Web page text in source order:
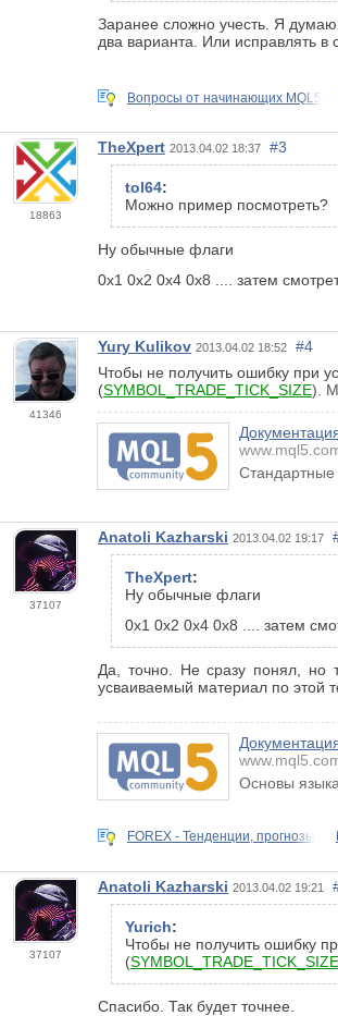
Заранее сложно учесть. Я
два варианта. Или исправлять в
Вопросы от начинающих MQL5
18863
TheXpert 2013.04.02 18:37 #3
tol64:
Можно пример посмотреть?
Ну обычные флаги
0х1 0х2 0х4 0х8 .... затем
41346
Yury Kulikov 2013.04.02 18:52
#4
Чтобы не получить ошибку при
(SYMBOL_TRADE_TICK_SIZE).
Стандартные
37107
Anatoli Kazharski 2013.04.02 19:17
TheXpert:
Ну обычные флаги
0х1 0х2 0х4 0х8 .... затем
Да, точно. Не сразу понял,
усваиваемый материал по этой
Основы
FOREX - Тенденции, прогнозы
37107
Anatoli Kazharski 2013.04.02 19:21
Yurich:
Чтобы не получить ошибку
(SYMBOL_TRADE_TICK_SIZE
Спасибо. Так будет точнее.